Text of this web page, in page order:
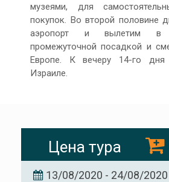
музеями, для
покупок. Во второй половине
аэропорт и вылетим в
промежуточной посадкой и
Европе. К вечеру 14-го дня
Израиле.
Цена тура
13/08/2020 - 24/08/